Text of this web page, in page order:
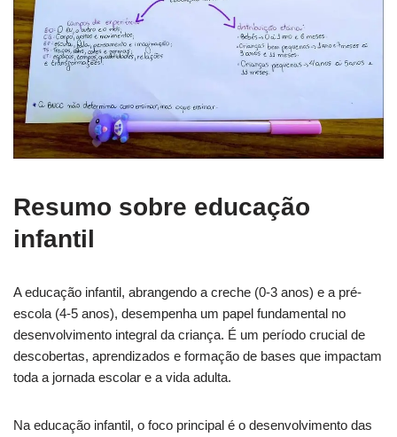
Resumo sobre educação
infantil
A educação infantil, abrangendo a creche (0-3 anos) e a pré-
escola (4-5 anos), desempenha um papel fundamental no
desenvolvimento integral da criança. É um período crucial de
descobertas, aprendizados e formação de bases que impactam
toda a jornada escolar e a vida adulta.
Na educação infantil, o foco principal é o desenvolvimento das